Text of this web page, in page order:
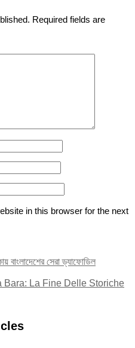
Required fields are
in this browser for the next
বাংলাদেশের সেরা ড্যাফোডিল
Bara: La Fine Delle Storiche